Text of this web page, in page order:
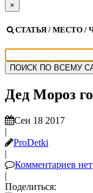
×
СТАТЬЯ / МЕСТО /
Дед Мороз
Сен 18 2017
|
ProDetki
|
Комментариев нет
|
Поделиться: